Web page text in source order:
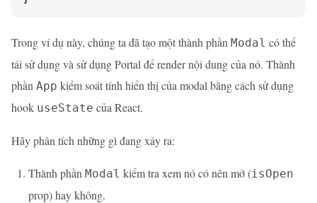
Trong ví dụ này, chúng ta đã tạo một thành phần Modal có thể
tái sử dụng và sử dụng Portal để render nội dung của nó. Thành
phần App kiểm soát tính hiển thị của modal bằng cách sử dụng
hook useState của React.
Hãy phân tích những gì đang xảy ra:
Thành phần Modal kiểm tra xem nó có nên mở (isOpen
prop) hay không.